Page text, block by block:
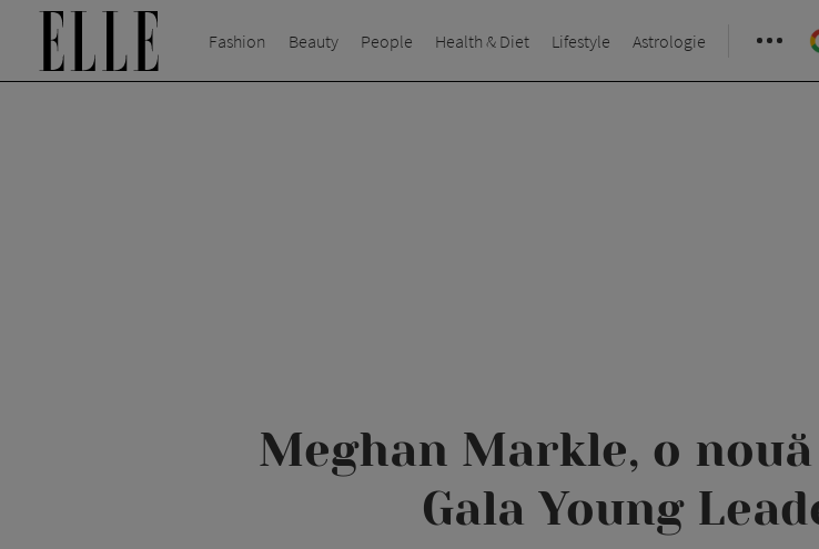
Fashion Beauty People Health & Diet Lifestyle Astrologie
Meghan Markle, o
Gala Young